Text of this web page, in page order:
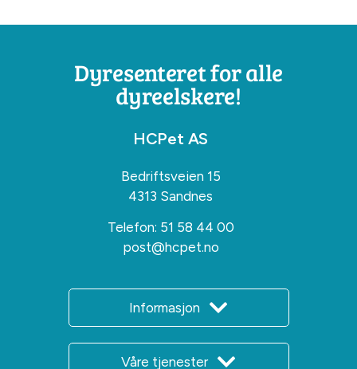
Dyresenteret for alle
dyreelskere!
HCPet AS
Bedriftsveien 15
4313 Sandnes
Telefon: 51 58 44 00
post@hcpet.no
Informasjon
Våre tjenester